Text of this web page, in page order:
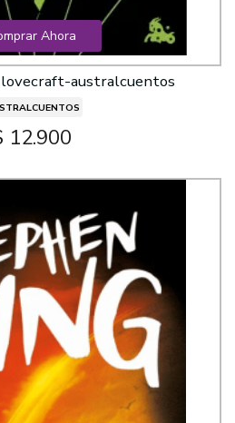
Ahora
lovecraft-australcuentos
12.900